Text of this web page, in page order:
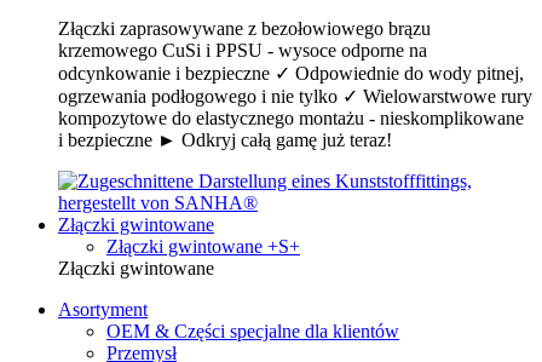
Złączki zaprasowywane z bezołowiowego brązu
krzemowego CuSi i PPSU - wysoce odporne na
odcynkowanie i bezpieczne ✓ Odpowiednie do wody pitnej,
ogrzewania podłogowego i nie tylko ✓ Wielowarstwowe rury
kompozytowe do elastycznego montażu - nieskomplikowane
i bezpieczne ► Odkryj całą gamę już teraz!
Złączki gwintowane
Złączki gwintowane +S+
Złączki gwintowane
Asortyment
OEM & Części specjalne dla klientów
Przemysł